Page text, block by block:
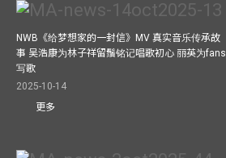
NWB《给梦想家的一封信》MV 真实音乐传承故
事 吴浩康为林子祥留鬚铭记唱歌初心 丽英为fans
写歌
2025-10-14
更多